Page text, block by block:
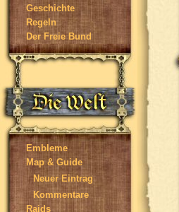
Geschichte
Regeln
Der Freie Bund
Embleme
Map & Guide
Neuer Eintrag
Kommentare
Raids